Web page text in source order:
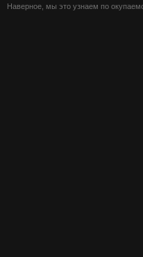
Наверное, мы это узнаем по